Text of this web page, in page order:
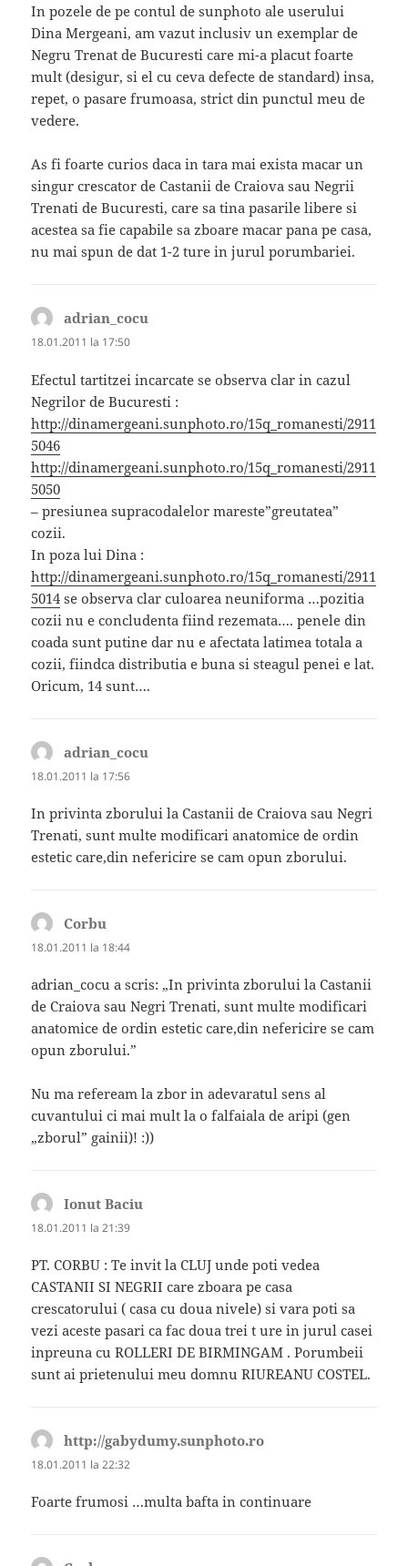
In pozele de pe contul de sunphoto ale userului
Dina Mergeani, am vazut inclusiv un exemplar de
Negru Trenat de Bucuresti care mi-a placut foarte
mult (desigur, si el cu ceva defecte de standard) insa,
repet, o pasare frumoasa, strict din punctul meu de
vedere.
As fi foarte curios daca in tara mai exista macar un
singur crescator de Castanii de Craiova sau Negrii
Trenati de Bucuresti, care sa tina pasarile libere si
acestea sa fie capabile sa zboare macar pana pe casa,
nu mai spun de dat 1-2 ture in jurul porumbariei.
adrian_cocu
18.01.2011 la 17:50
Efectul tartitzei incarcate se observa clar in cazul
Negrilor de Bucuresti :
http://dinamergeani.sunphoto.ro/15q_romanesti/2911
5046
http://dinamergeani.sunphoto.ro/15q_romanesti/2911
5050
– presiunea supracodalelor mareste”greutatea”
cozii.
In poza lui Dina :
http://dinamergeani.sunphoto.ro/15q_romanesti/2911
5014se observa clar culoarea neuniforma …pozitia
cozii nu e concludenta fiind rezemata…. penele din
coada sunt putine dar nu e afectata latimea totala a
cozii, fiindca distributia e buna si steagul penei e lat.
Oricum, 14 sunt….
adrian_cocu
18.01.2011 la 17:56
In privinta zborului la Castanii de Craiova sau Negri
Trenati, sunt multe modificari anatomice de ordin
estetic care,din nefericire se cam opun zborului.
Corbu
18.01.2011 la 18:44
adrian_cocu a scris: „In privinta zborului la Castanii
de Craiova sau Negri Trenati, sunt multe modificari
anatomice de ordin estetic care,din nefericire se cam
opun zborului.”
Nu ma refeream la zbor in adevaratul sens al
cuvantului ci mai mult la o falfaiala de aripi (gen
„zborul” gainii)! :))
Ionut Baciu
18.01.2011 la 21:39
PT. CORBU : Te invit la CLUJ unde poti vedea
CASTANII SI NEGRII care zboara pe casa
crescatorului ( casa cu doua nivele) si vara poti sa
vezi aceste pasari ca fac doua trei t ure in jurul casei
inpreuna cu ROLLERI DE BIRMINGAM . Porumbeii
sunt ai prietenului meu domnu RIUREANU COSTEL.
http://gabydumy.sunphoto.ro
18.01.2011 la 22:32
Foarte frumosi …multa bafta in continuare